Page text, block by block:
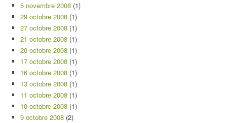
5 novembre 2008 (1)
29 octobre 2008 (1)
27 octobre 2008 (1)
21 octobre 2008 (1)
20 octobre 2008 (1)
17 octobre 2008 (1)
16 octobre 2008 (1)
13 octobre 2008 (1)
11 octobre 2008 (1)
10 octobre 2008 (1)
9 octobre 2008 (2)